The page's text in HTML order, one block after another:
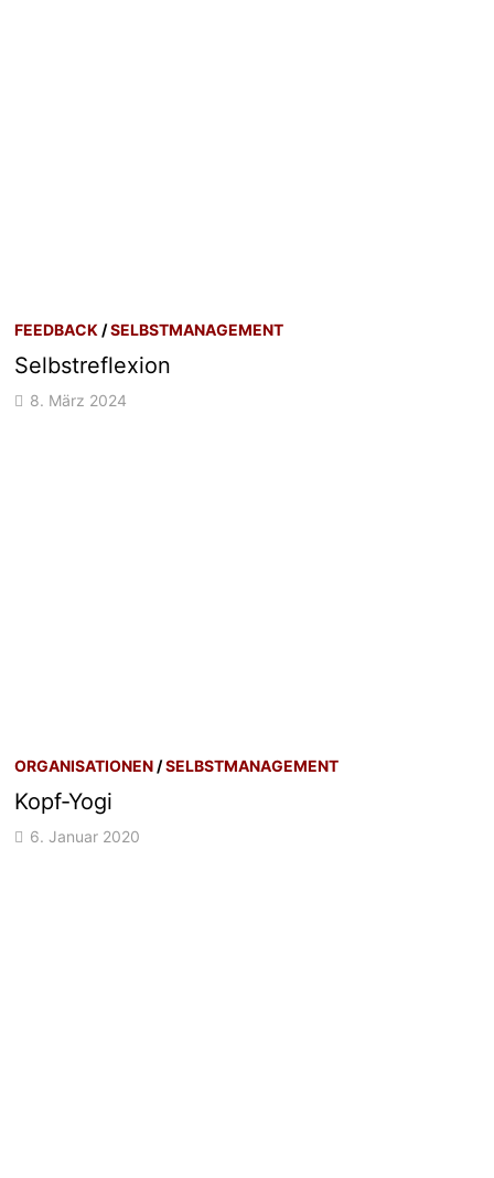
FEEDBACK /SELBSTMANAGEMENT
Selbstreflexion
8. März 2024
ORGANISATIONEN /SELBSTMANAGEMENT
Kopf-Yogi
6. Januar 2020